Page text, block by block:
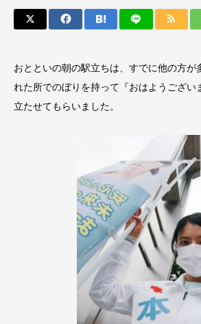
おとといの朝の駅立ちは、すでに他の方が
れた所でのぼりを持って『おはようござい
立たせてもらいました。